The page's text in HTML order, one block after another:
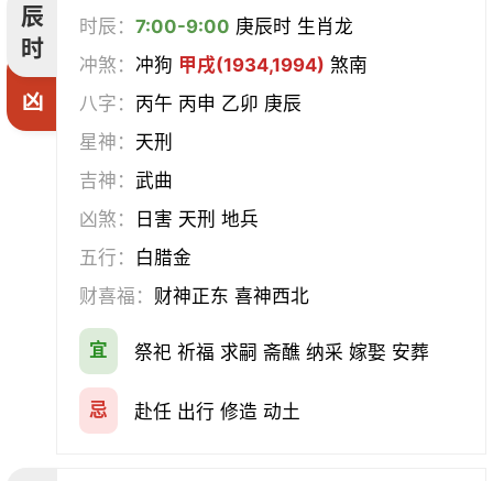
辰
时
凶
时辰：7:00-9:00 庚辰时 生肖龙
冲煞：冲狗 甲戌(1934,1994) 煞南
八字： 丙午 丙申 乙卯 庚辰
星神： 天刑
吉神：武曲
凶煞：
日害 天刑 地兵
五行： 白腊金
财喜福： 财神正东 喜神西北
宜 祭祀 祈福 求嗣 斋醮 纳采 嫁娶 安葬
忌 赴任 出行 修造 动土